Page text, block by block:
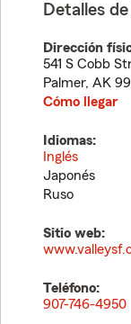
Detalles
Dirección
541 S Cobb
Palmer, AK
Cómo llegar
Idiomas:
Inglés
Japonés
Ruso
Sitio web:
Teléfono:
907-746-4950